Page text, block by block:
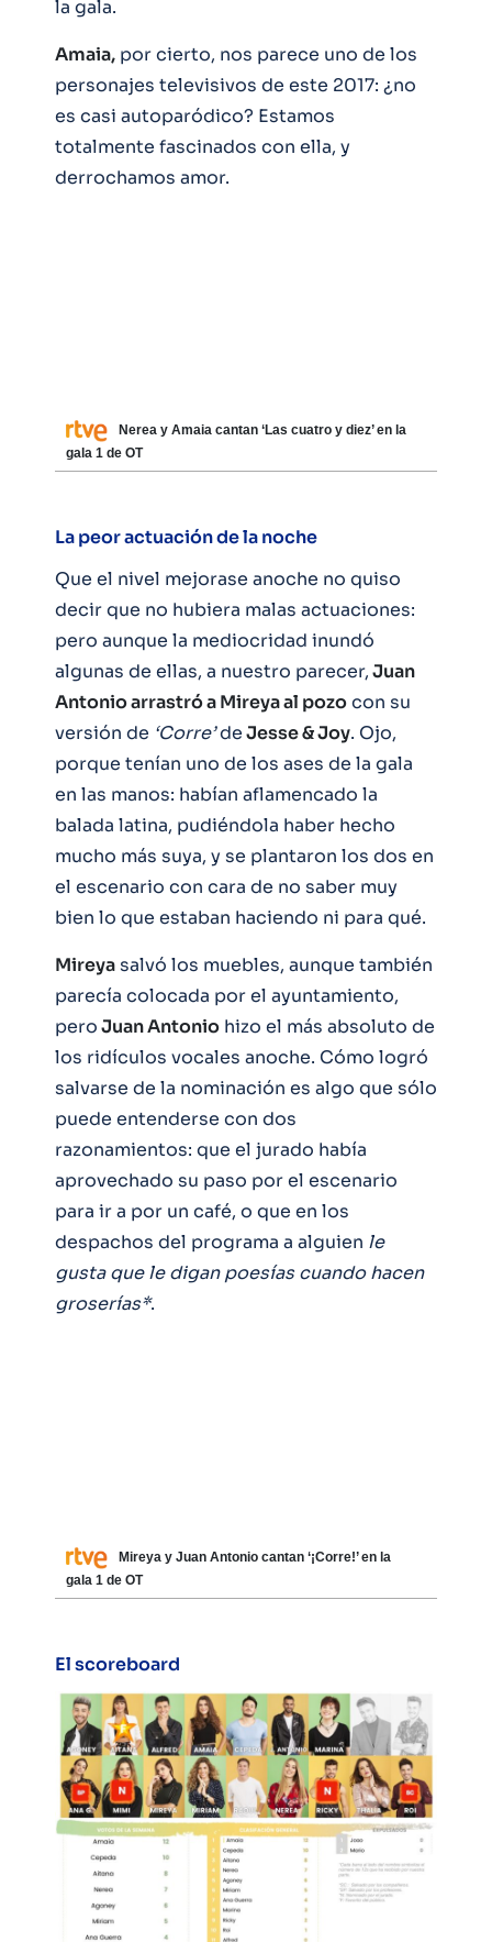
la gala.
Amaia, por cierto, nos parece uno de los
personajes televisivos de este 2017: ¿no
es casi autoparódico? Estamos
totalmente fascinados con ella, y
derrochamos amor.
Nerea y Amaia cantan ‘Las cuatro y diez’ en la
gala 1 de OT
La peor actuación de la noche
Que el nivel mejorase anoche no quiso
decir que no hubiera malas actuaciones:
pero aunque la mediocridad inundó
algunas de ellas, a nuestro parecer,Juan
Antonio arrastró a Mireya al pozocon su
versión de ‘Corre’deJesse & Joy. Ojo,
porque tenían uno de los ases de la gala
en las manos: habían aflamencado la
balada latina, pudiéndola haber hecho
mucho más suya, y se plantaron los dos en
el escenario con cara de no saber muy
bien lo que estaban haciendo ni para qué.
Mireyasalvó los muebles, aunque también
parecía colocada por el ayuntamiento,
peroJuan Antonio hizo el más absoluto de
los ridículos vocales anoche. Cómo logró
salvarse de la nominación es algo que sólo
puede entenderse con dos
razonamientos: que el jurado había
aprovechado su paso por el escenario
para ir a por un café, o que en los
despachos del programa a alguien le
gusta que le digan poesías cuando hacen
groserías*.
Mireya y Juan Antonio cantan ‘¡Corre!’ en la
gala 1 de OT
El scoreboard